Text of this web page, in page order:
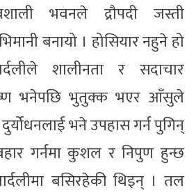
भवनले द्रौपदी जस्ती
बनायो । होसियार नहुने हो
शालीनता र सदाचार
भनेपछि भुतुक्क भएर आँसुले
दुर्योधनलाई भने उपहास गर्न पुगिन्
गर्नमा कुशल र निपुण हुन्छ
बसिरहेकी थिइन् । तल